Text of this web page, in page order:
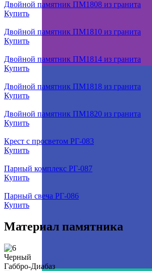
Двойной памятник ПМ1808 из гранита
Купить
Двойной памятник ПМ1810 из гранита
Купить
Двойной памятник ПМ1814 из гранита
Купить
Двойной памятник ПМ1818 из гранита
Купить
Двойной памятник ПМ1820 из гранита
Купить
Крест с просветом РГ-083
Купить
Парный комплекс РГ-087
Купить
Парный свеча РГ-086
Купить
Материал памятника
Черный
Габбро-Диабаз